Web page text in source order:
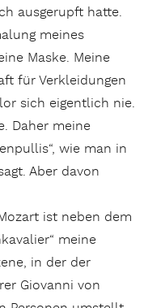
ausgerupft hatte.
meines
Maske. Meine
für Verkleidungen
sich eigentlich nie.
Daher meine
wie man in
Aber davon
ist neben dem
meine
in der der
Giovanni von